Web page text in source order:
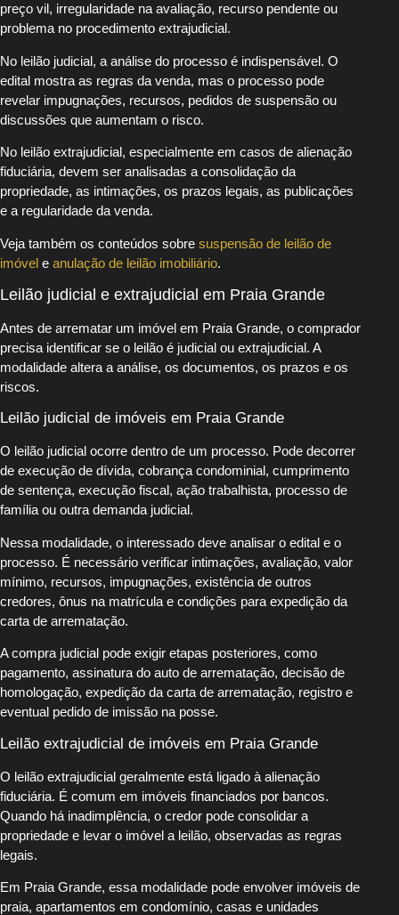
preço vil, irregularidade na avaliação, recurso pendente ou
problema no procedimento extrajudicial.
No leilão judicial, a análise do processo é indispensável. O
edital mostra as regras da venda, mas o processo pode
revelar impugnações, recursos, pedidos de suspensão ou
discussões que aumentam o risco.
No leilão extrajudicial, especialmente em casos de alienação
fiduciária, devem ser analisadas a consolidação da
propriedade, as intimações, os prazos legais, as publicações
e a regularidade da venda.
Veja também os conteúdos sobre suspensão de leilão de
imóvel e anulação de leilão imobiliário.
Leilão judicial e extrajudicial em Praia Grande
Antes de arrematar um imóvel em Praia Grande, o comprador
precisa identificar se o leilão é judicial ou extrajudicial. A
modalidade altera a análise, os documentos, os prazos e os
riscos.
Leilão judicial de imóveis em Praia Grande
O leilão judicial ocorre dentro de um processo. Pode decorrer
de execução de dívida, cobrança condominial, cumprimento
de sentença, execução fiscal, ação trabalhista, processo de
família ou outra demanda judicial.
Nessa modalidade, o interessado deve analisar o edital e o
processo. É necessário verificar intimações, avaliação, valor
mínimo, recursos, impugnações, existência de outros
credores, ônus na matrícula e condições para expedição da
carta de arrematação.
A compra judicial pode exigir etapas posteriores, como
pagamento, assinatura do auto de arrematação, decisão de
homologação, expedição da carta de arrematação, registro e
eventual pedido de imissão na posse.
Leilão extrajudicial de imóveis em Praia Grande
O leilão extrajudicial geralmente está ligado à alienação
fiduciária. É comum em imóveis financiados por bancos.
Quando há inadimplência, o credor pode consolidar a
propriedade e levar o imóvel a leilão, observadas as regras
legais.
Em Praia Grande, essa modalidade pode envolver imóveis de
praia, apartamentos em condomínio, casas e unidades